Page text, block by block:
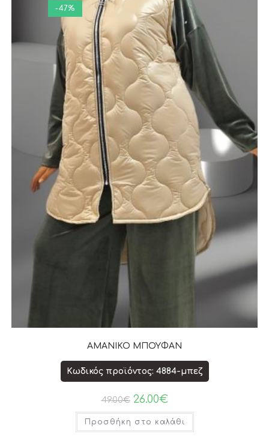
-47%
ΑΜΑΝΙΚΟ ΜΠΟΥΦΑΝ
Κωδικός προϊόντος: 4884-μπεζ
49.00€ 26.00€
Προσθήκη στο καλάθι